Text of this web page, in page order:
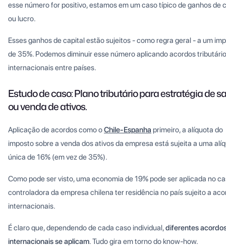
esse número for positivo, estamos em um caso típico de ganhos de
ou lucro.
Esses ganhos de capital estão sujeitos - como regra geral - a um
de 35%. Podemos diminuir esse número aplicando acordos
internacionais entre países.
Estudo de caso: Plano tributário para estratégia de
ou venda de ativos.
Aplicação de acordos como oChile-Espanha primeiro, a alíquota do
imposto sobre a venda dos ativos da empresa está sujeita a uma
única de 16% (em vez de 35%).
Como pode ser visto, uma economia de 19% pode ser aplicada no
controladora da empresa chilena ter residência no país sujeito a
internacionais.
É claro que, dependendo de cada caso individual,diferentes
internacionais se aplicam. Tudo gira em torno do know-how.